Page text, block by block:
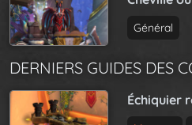
Général
DERNIERS GUIDES DES
Échiquier